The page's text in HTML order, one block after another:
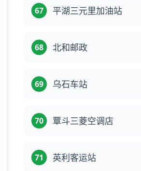
67 平湖三元里加油站
68 北和邮政
69 乌石车站
70 覃斗三菱空调店
71 英利客运站